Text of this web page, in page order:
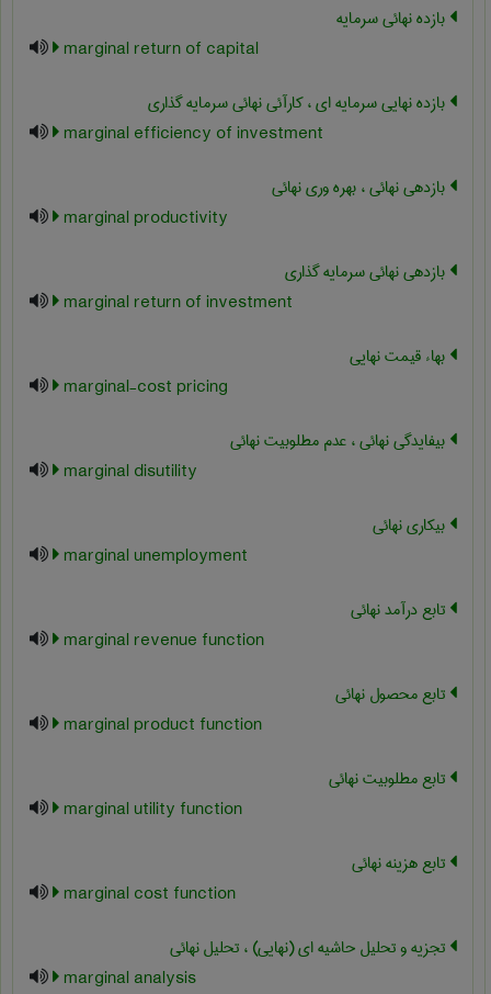
بازده نهائی سرمایه
marginal return of capital
بازده نهایی سرمایه ای ، کارآئی نهائی سرمایه گذاری
marginal efficiency of investment
بازدهی نهائی ، بهره وری نهائی
marginal productivity
بازدهی نهائی سرمایه گذاری
marginal return of investment
بهاء قیمت نهایی
marginal-cost pricing
بیفایدگی نهائی ، عدم مطلوبیت نهائی
marginal disutility
بیکاری نهائی
marginal unemployment
تابع درآمد نهائی
marginal revenue function
تابع محصول نهائی
marginal product function
تابع مطلوبیت نهائی
marginal utility function
تابع هزینه نهائی
marginal cost function
تجزیه و تحلیل حاشیه ای (نهایی) ، تحلیل نهائی
marginal analysis